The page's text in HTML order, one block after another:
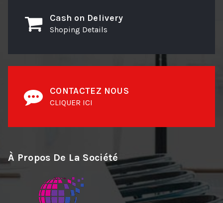
Cash on Delivery
Shoping Details
CONTACTEZ NOUS
CLIQUER ICI
À Propos De La Société